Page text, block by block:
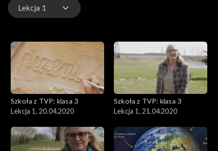
Lekcja 1
Lekcja 2
Lekcja 3
Szkoła z TVP: klasa 3
Lekcja 1, 20.04.2020
Szkoła z TVP: klasa 3
Lekcja 1, 21.04.2020